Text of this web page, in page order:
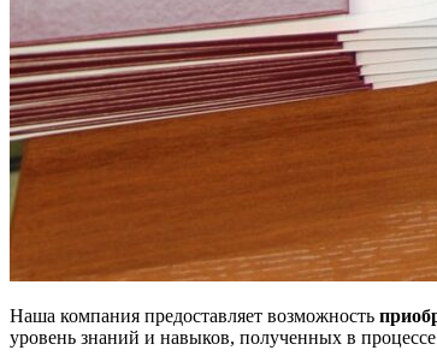
Наша компания предоставляет возможность
уровень знаний и навыков, полученных в